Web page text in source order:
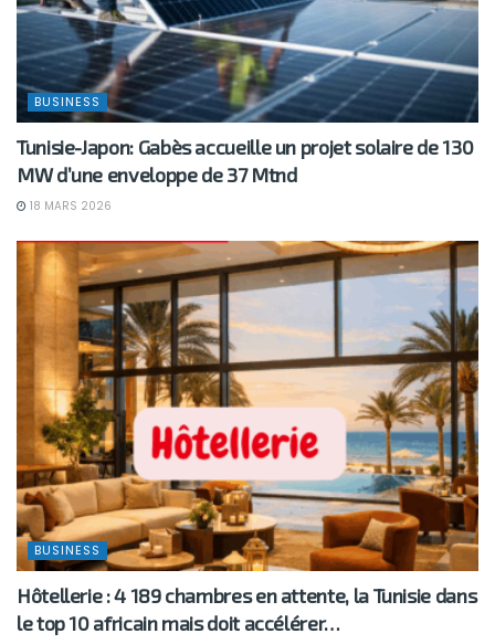
BUSINESS
Tunisie-Japon: Gabès accueille un projet solaire de 130
MW d’une enveloppe de 37 Mtnd
18 MARS 2026
BUSINESS
Hôtellerie : 4 189 chambres en attente, la Tunisie dans
le top 10 africain mais doit accélérer…